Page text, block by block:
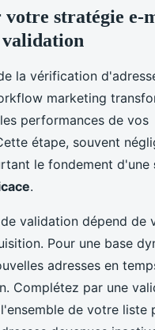
stratégie e-
validation
la vérification
marketing
performances de vos
étape, souvent
le fondement d'une
.
validation dépend de
Pour une base
adresses en
Complétez par une
de votre liste